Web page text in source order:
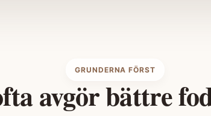
GRUNDERNA FÖRST
avgör bättre